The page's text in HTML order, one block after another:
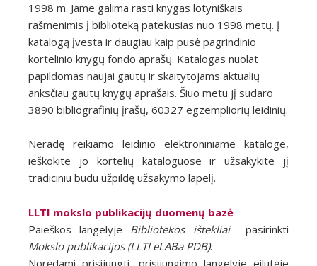
1998 m. Jame galima rasti knygas lotyniškais
rašmenimis į biblioteką patekusias nuo 1998 metų. Į
katalogą įvesta ir daugiau kaip pusė pagrindinio
kortelinio knygų fondo aprašų. Katalogas nuolat
papildomas naujai gautų ir skaitytojams aktualių
anksčiau gautų knygų aprašais. Šiuo metu jį sudaro
3890 bibliografinių įrašų, 60327 egzempliorių leidinių.
Neradę reikiamo leidinio elektroniniame kataloge,
ieškokite jo kortelių kataloguose ir užsakykite jį
tradiciniu būdu užpildę užsakymo lapelį.
LLTI mokslo publikacijų duomenų bazė
Paieškos langelyje Bibliotekos ištekliaipasirinkti
Mokslo publikacijos (LLTI eLABa PDB).
Norėdami prisijungti, prisijungimo langelyje eilutėje